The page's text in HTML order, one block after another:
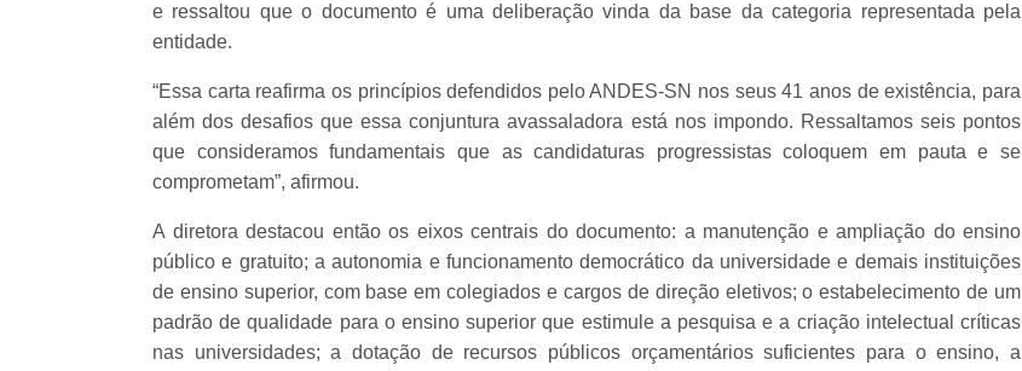
e ressaltou que o documento é uma deliberação vinda da base da categoria representada pela
entidade.
“Essa carta reafirma os princípios defendidos pelo ANDES-SN nos seus 41 anos de existência, para
além dos desafios que essa conjuntura avassaladora está nos impondo. Ressaltamos seis pontos
que consideramos fundamentais que as candidaturas progressistas coloquem em pauta e se
comprometam”, afirmou.
A diretora destacou então os eixos centrais do documento: a manutenção e ampliação do ensino
público e gratuito; a autonomia e funcionamento democrático da universidade e demais instituições
de ensino superior, com base em colegiados e cargos de direção eletivos; o estabelecimento de um
padrão de qualidade para o ensino superior que estimule a pesquisa e a criação intelectual críticas
nas universidades; a dotação de recursos públicos orçamentários suficientes para o ensino, a